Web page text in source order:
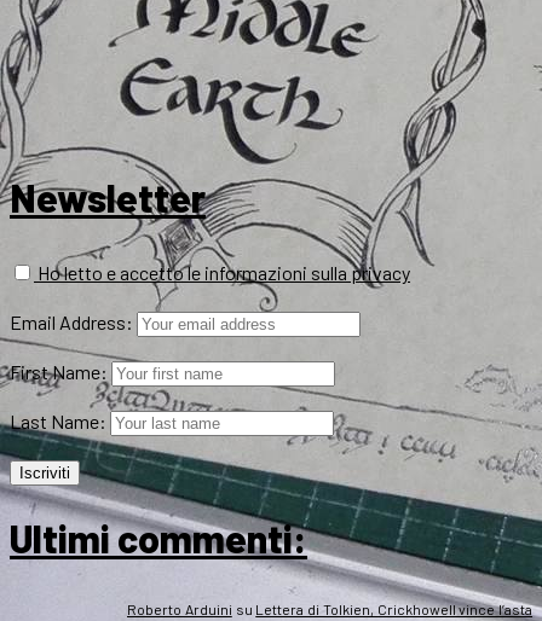
Newsletter
Ho letto e accetto le informazioni sulla privacy
Email Address:
First Name:
Last Name:
Ultimi commenti:
Roberto Arduini su Lettera di Tolkien, Crickhowell vince l’asta